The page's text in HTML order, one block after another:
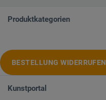
Produktkategorien
BESTELLUNG WIDERRUFEN
Kunstportal